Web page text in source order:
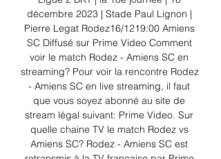
décembre 2023 | Stade Paul Lignon |
Pierre Legat Rodez16/1219:00 Amiens
SC Diffusé sur Prime Video Comment
voir le match Rodez - Amiens SC en
streaming? Pour voir la rencontre Rodez
- Amiens SC en live streaming, il faut
que vous soyez abonné au site de
stream légal suivant: Prime Video. Sur
quelle chaine TV le match Rodez vs
Amiens SC? Rodez - Amiens SC est